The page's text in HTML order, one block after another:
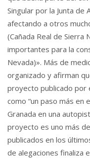
Singular por la Junta de
afectando a otros
(Cañada Real de Sierra
importantes para la
Nevada)». Más de
organizado y afirman
proyecto publicado por
como “un paso más en
Granada en una
proyecto es uno más
publicados en los
de alegaciones finaliza